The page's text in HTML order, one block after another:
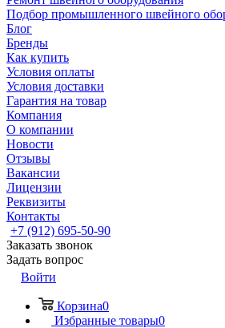
Подбор промышленного швейного
Блог
Бренды
Как купить
Условия оплаты
Условия доставки
Гарантия на товар
Компания
О компании
Новости
Отзывы
Вакансии
Лицензии
Реквизиты
Контакты
+7 (912) 695-50-90
Заказать звонок
Задать вопрос
Войти
Корзина0
Избранные товары0